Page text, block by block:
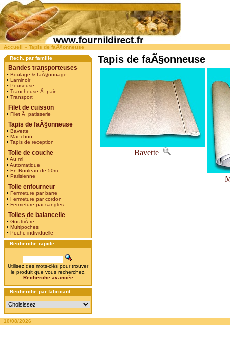
Accueil » Tapis de faÃ§onneuse
Rech. par famille
Bandes transporteuses
• Boulage & faÃ§onnage
• Laminoir
• Peuseuse
• Trancheuse Ã pain
• Transport
Filet de cuisson
• Filet Ã patisserie
Tapis de faÃ§onneuse
• Bavette
• Manchon
• Tapis de reception
Toile de couche
• Au ml
• Automatique
• En Rouleau de 50m
• Parisienne
Toile enfourneur
• Fermeture par barre
• Fermeture par cordon
• Fermeture par sangles
Toiles de balancelle
• GouttiÃ¨re
• Multipoches
• Poche individuelle
Recherche rapide
Utilisez des mots-clés pour trouver
le produit que vous recherchez.
Recherche avancée
Recherche par fabricant
Tapis de faÃ§onneuse
Bavette
10/08/2026